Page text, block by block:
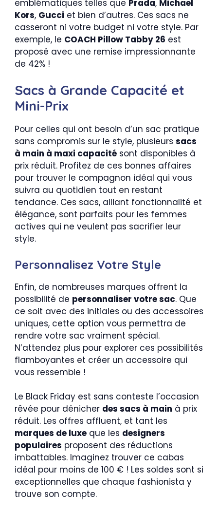
emblématiques telles que Prada, Michael
Kors, Gucci et bien d’autres. Ces sacs ne
casseront ni votre budget ni votre style. Par
exemple, le COACH Pillow Tabby 26 est
proposé avec une remise impressionnante
de 42% !
Sacs à Grande Capacité et
Mini-Prix
Pour celles qui ont besoin d’un sac pratique
sans compromis sur le style, plusieurs sacs
à main à maxi capacité sont disponibles à
prix réduit. Profitez de ces bonnes affaires
pour trouver le compagnon idéal qui vous
suivra au quotidien tout en restant
tendance. Ces sacs, alliant fonctionnalité et
élégance, sont parfaits pour les femmes
actives qui ne veulent pas sacrifier leur
style.
Personnalisez Votre Style
Enfin, de nombreuses marques offrent la
possibilité de personnaliser votre sac. Que
ce soit avec des initiales ou des accessoires
uniques, cette option vous permettra de
rendre votre sac vraiment spécial.
N’attendez plus pour explorer ces possibilités
flamboyantes et créer un accessoire qui
vous ressemble !
Le Black Friday est sans conteste l’occasion
rêvée pour dénicher des sacs à main à prix
réduit. Les offres affluent, et tant les
marques de luxe que les designers
populaires proposent des réductions
imbattables. Imaginez trouver ce cabas
idéal pour moins de 100 € ! Les soldes sont si
exceptionnelles que chaque fashionista y
trouve son compte.